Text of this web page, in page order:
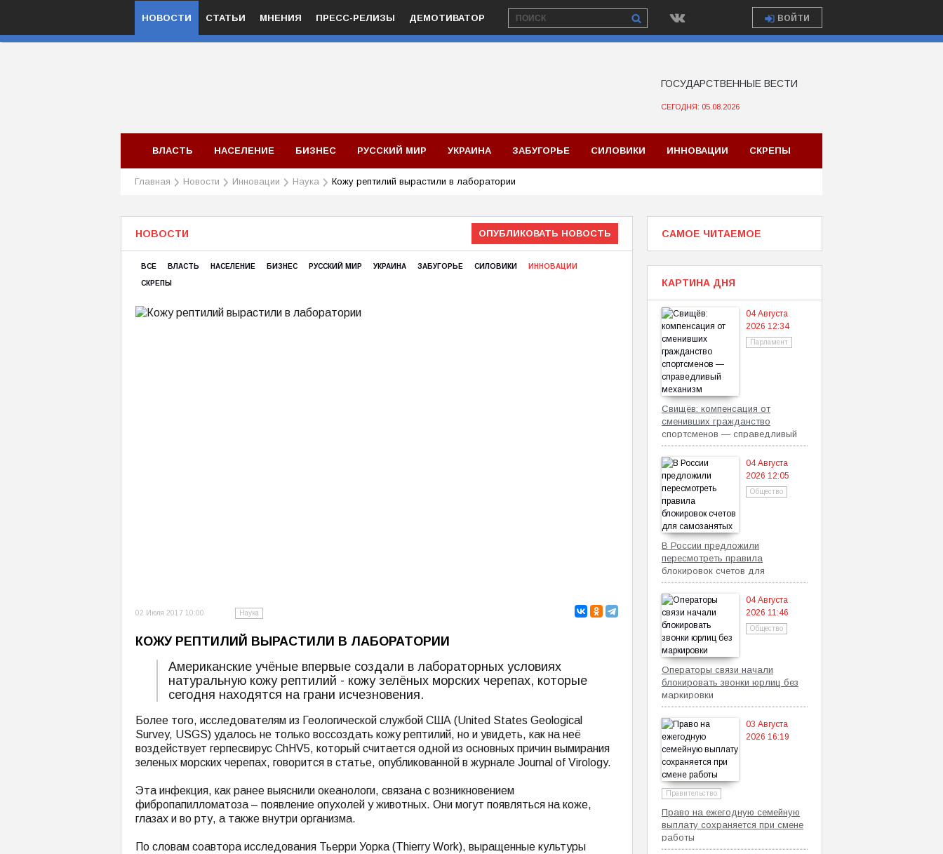
ВОЙТИ
НОВОСТИ СТАТЬИ МНЕНИЯ ПРЕСС-РЕЛИЗЫ ДЕМОТИВАТОР
ГОСУДАРСТВЕННЫЕ ВЕСТИ
СЕГОДНЯ: 05.08.2026
ВЛАСТЬ НАСЕЛЕНИЕ БИЗНЕС РУССКИЙ МИР УКРАИНА ЗАБУГОРЬЕ СИЛОВИКИ ИННОВАЦИИ СКРЕПЫ
Главная Новости Инновации Наука Кожу рептилий вырастили в лаборатории
ОПУБЛИКОВАТЬ НОВОСТЬ
НОВОСТИ
ВСЕ ВЛАСТЬ НАСЕЛЕНИЕ БИЗНЕС РУССКИЙ МИР УКРАИНА ЗАБУГОРЬЕ СИЛОВИКИ ИННОВАЦИИ
СКРЕПЫ
02 Июля 2017 10:00 Наука
КОЖУ РЕПТИЛИЙ ВЫРАСТИЛИ В ЛАБОРАТОРИИ
Американские учёные впервые создали в лабораторных условиях
натуральную кожу рептилий - кожу зелёных морских черепах, которые
сегодня находятся на грани исчезновения.
Более того, исследователям из Геологической службой США (United States Geological
Survey, USGS) удалось не только воссоздать кожу рептилий, но и увидеть, как на неё
воздействует герпесвирус ChHV5, который считается одной из основных причин вымирания
зеленых морских черепах, говорится в статье, опубликованной в журнале Journal of Virology.
Эта инфекция, как ранее выяснили океанологи, связана с возникновением
фибропапилломатоза – появление опухолей у животных. Они могут появляться на коже,
глазах и во рту, а также внутри организма.
По словам соавтора исследования Тьерри Уорка (Thierry Work), выращенные культуры
САМОЕ ЧИТАЕМОЕ
КАРТИНА ДНЯ
04 Августа
2026 12:34
Парламент
Свищёв: компенсация от
сменивших гражданство
спортсменов — справедливый
механизм
04 Августа
2026 12:05
Общество
В России предложили
пересмотреть правила
блокировок счетов для
самозанятых
04 Августа
2026 11:46
Общество
Операторы связи начали
блокировать звонки юрлиц без
маркировки
03 Августа
2026 16:19
Правительство
Право на ежегодную семейную
выплату сохраняется при смене
работы